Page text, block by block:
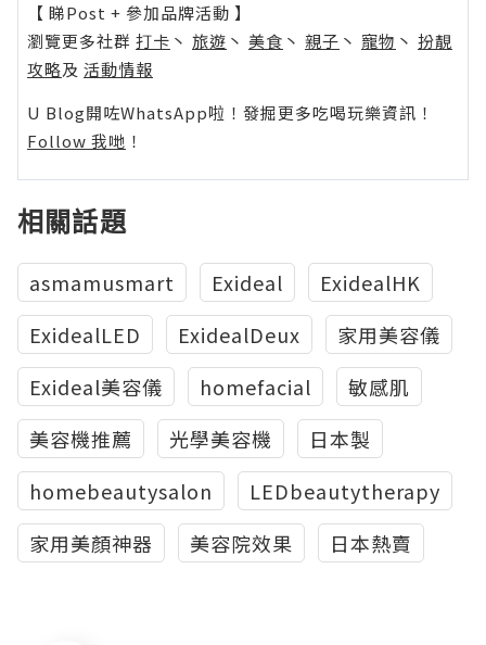
【 睇Post + 參加品牌活動 】
瀏覽更多社群 打卡 丶 旅遊 丶 美食 丶 親子 丶 寵物 丶 扮靚
攻略及 活動情報
U Blog開咗WhatsApp啦！發掘更多吃喝玩樂資訊！
Follow 我哋 ！
相關話題
asmamusmart Exideal
ExidealHK
ExidealLED
ExidealDeux
家用美容儀
Exideal美容儀
homefacial
敏感肌
美容機推薦
光學美容機
日本製
homebeautysalon
LEDbeautytherapy
家用美顏神器
美容院效果 日本熱賣